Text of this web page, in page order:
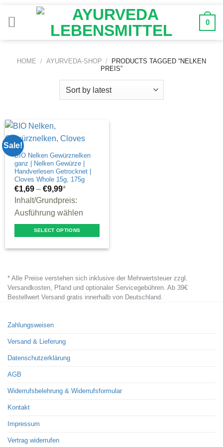
Inhalt
0
HOME / AYURVEDA-SHOP /
PRODUCTS TAGGED “NELKEN
PREIS”
Sale!
BIO Nelken Gewürznelken
ganz | Nelken Gewürze |
Handverlesen Getrocknet |
Cloves Whole 15g, 175g
€1,69 –€9,99*
Inhalt/Grundpreis:
Ausführung wählen
SELECT OPTIONS
multiple
variants.
may
be
chosen
product
page
* Alle Preise verstehen sich inklusive der Mehrwertsteuer zzgl.
Versandkosten, Pfand und optionaler Servicegebühren. Ab 39€
Bestellwert Versand gratis innerhalb von Deutschland.
Zahlungsweisen
Versand & Lieferung
Datenschutzerklärung
AGB
Widerrufsbelehrung & Widerrufsformular
Kontakt
Impressum
Vertrag widerrufen